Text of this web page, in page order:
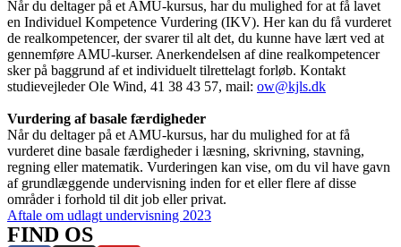
Når du deltager på et AMU-kursus, har du mulighed for at få lavet
en Individuel Kompetence Vurdering (IKV). Her kan du få vurderet
de realkompetencer, der svarer til alt det, du kunne have lært ved at
gennemføre AMU-kurser. Anerkendelsen af dine realkompetencer
sker på baggrund af et individuelt tilrettelagt forløb. Kontakt
studievejleder Ole Wind, 41 38 43 57, mail: ow@kjls.dk
Vurdering af basale færdigheder
Når du deltager på et AMU-kursus, har du mulighed for at få
vurderet dine basale færdigheder i læsning, skrivning, stavning,
regning eller matematik. Vurderingen kan vise, om du vil have gavn
af grundlæggende undervisning inden for et eller flere af disse
områder i forhold til dit job eller privat.
Aftale om udlagt undervisning 2023
FIND OS